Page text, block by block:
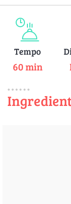
Tempo
60 min